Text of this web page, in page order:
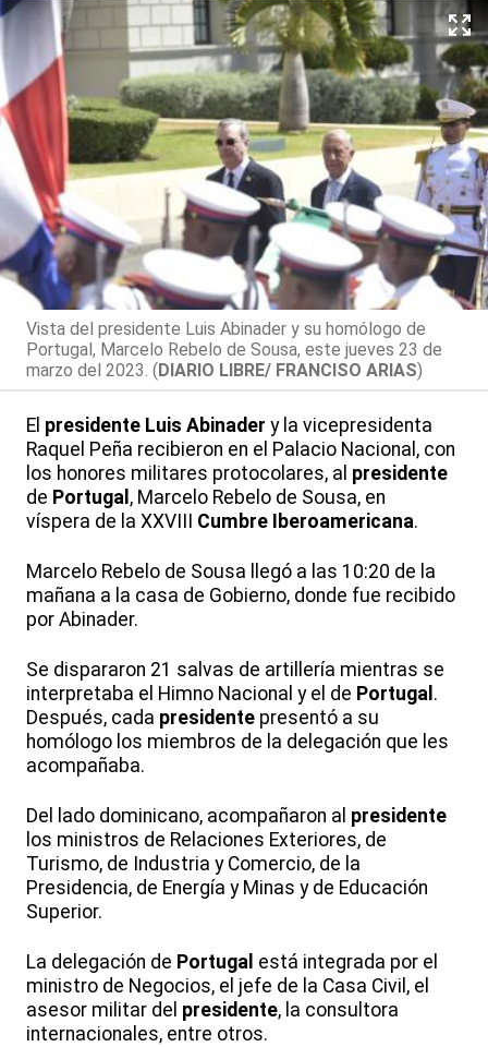
Vista del presidente Luis Abinader y su homólogo de
Portugal, Marcelo Rebelo de Sousa, este jueves 23 de
marzo del 2023. (DIARIO LIBRE/ FRANCISO ARIAS)
El presidente Luis Abinader y la vicepresidenta
Raquel Peña recibieron en el Palacio Nacional, con
los honores militares protocolares, al presidente
de Portugal , Marcelo Rebelo de Sousa, en
víspera de la XXVIII Cumbre Iberoamericana.
Marcelo Rebelo de Sousa llegó a las 10:20 de la
mañana a la casa de Gobierno, donde fue recibido
por Abinader.
Se dispararon 21 salvas de artillería mientras se
interpretaba el Himno Nacional y el de Portugal .
Después, cada presidente presentó a su
homólogo los miembros de la delegación que les
acompañaba.
Del lado dominicano, acompañaron al presidente
los ministros de Relaciones Exteriores, de
Turismo, de Industria y Comercio, de la
Presidencia, de Energía y Minas y de Educación
Superior.
La delegación de Portugal está integrada por el
ministro de Negocios, el jefe de la Casa Civil, el
asesor militar del presidente, la consultora
internacionales, entre otros.